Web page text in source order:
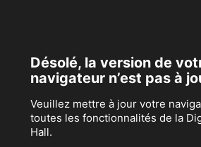
Désolé, la version de
navigateur n’est pas à
Veuillez mettre à jour votre
toutes les fonctionnalités de la
Hall.